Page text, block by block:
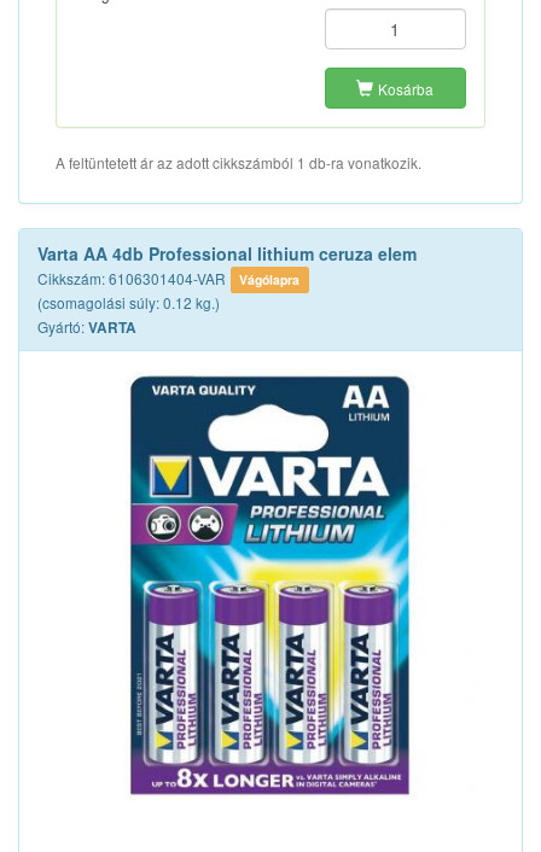
Kosárba
A feltüntetett ár az adott cikkszámból 1 db-ra vonatkozik.
Varta AA 4db Professional lithium ceruza elem
Cikkszám: 6106301404-VAR Vágólapra
(csomagolási súly: 0.12 kg.)
Gyártó:VARTA